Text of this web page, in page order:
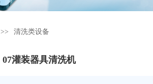
>> 清洗类设备
07灌装器具清洗机